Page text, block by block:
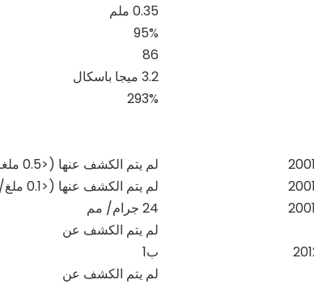
0.35 ملم
95%
86
3.2 ميجا باسكال
293%
لم يتم الكشف عنها (<0.5 ملغم/كغم)
لم يتم الكشف عنها (<0.1 ملغ/
24 جرام/
مم
لم يتم الكشف عن
ب1
لم يتم الكشف عن